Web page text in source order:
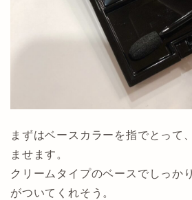
まずはベースカラーを指でとって
ませます。
クリームタイプのベースでしっか
がついてくれそう。